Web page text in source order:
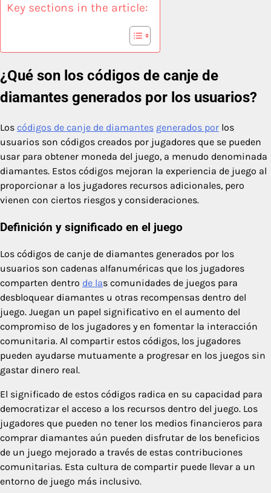
Key sections in the article:
¿Qué son los códigos de canje de
diamantes generados por los usuarios?
Los códigos de canje de diamantes generados por los
usuarios son códigos creados por jugadores que se pueden
usar para obtener moneda del juego, a menudo denominada
diamantes. Estos códigos mejoran la experiencia de juego al
proporcionar a los jugadores recursos adicionales, pero
vienen con ciertos riesgos y consideraciones.
Definición y significado en el juego
Los códigos de canje de diamantes generados por los
usuarios son cadenas alfanuméricas que los jugadores
comparten dentro de las comunidades de juegos para
desbloquear diamantes u otras recompensas dentro del
juego. Juegan un papel significativo en el aumento del
compromiso de los jugadores y en fomentar la interacción
comunitaria. Al compartir estos códigos, los jugadores
pueden ayudarse mutuamente a progresar en los juegos sin
gastar dinero real.
El significado de estos códigos radica en su capacidad para
democratizar el acceso a los recursos dentro del juego. Los
jugadores que pueden no tener los medios financieros para
comprar diamantes aún pueden disfrutar de los beneficios
de un juego mejorado a través de estas contribuciones
comunitarias. Esta cultura de compartir puede llevar a un
entorno de juego más inclusivo.